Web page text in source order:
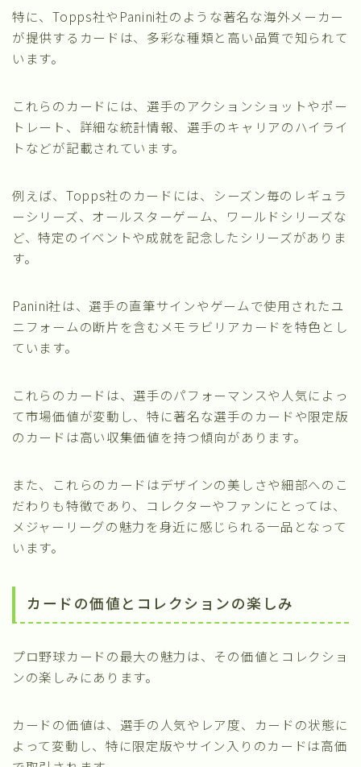
特に、Topps社やPanini社のような著名な海外メーカー
が提供するカードは、多彩な種類と高い品質で知られて
います。
これらのカードには、選手のアクションショットやポー
トレート、詳細な統計情報、選手のキャリアのハイライ
トなどが記載されています。
例えば、Topps社のカードには、シーズン毎のレギュラ
ーシリーズ、オールスターゲーム、ワールドシリーズな
ど、特定のイベントや成就を記念したシリーズがありま
す。
Panini社は、選手の直筆サインやゲームで使用されたユ
ニフォームの断片を含むメモラビリアカードを特色とし
ています。
これらのカードは、選手のパフォーマンスや人気によっ
て市場価値が変動し、特に著名な選手のカードや限定版
のカードは高い収集価値を持つ傾向があります。
また、これらのカードはデザインの美しさや細部へのこ
だわりも特徴であり、コレクターやファンにとっては、
メジャーリーグの魅力を身近に感じられる一品となって
います。
カードの価値とコレクションの楽しみ
プロ野球カードの最大の魅力は、その価値とコレクショ
ンの楽しみにあります。
カードの価値は、選手の人気やレア度、カードの状態に
よって変動し、特に限定版やサイン入りのカードは高価